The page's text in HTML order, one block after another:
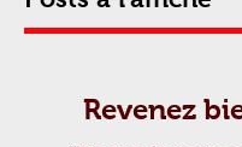
Revenez